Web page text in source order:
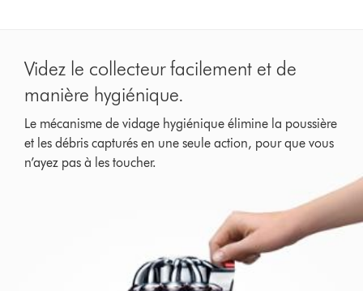
Videz le collecteur facilement et de
manière hygiénique.
Le mécanisme de vidage hygiénique élimine la poussière
et les débris capturés en une seule action, pour que vous
n’ayez pas à les toucher.